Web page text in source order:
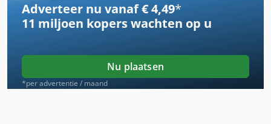
Kast Met Lades
Laden Koelkast
Lassen Van De Draaitafel
Meten Van De Plaat
Adverteer nu vanaf € 4,49*
11 miljoen koperswachten op u
Nu plaatsen
*per advertentie / maand